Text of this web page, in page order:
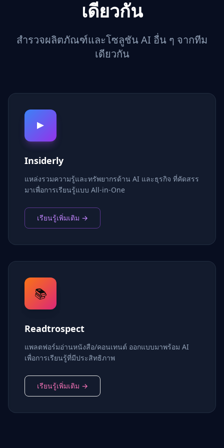
เดียวกัน
สำรวจผลิตภัณฑ์และโซลูชัน AI อื่น ๆ จากทีม
เดียวกัน
Insiderly
แหล่งรวมความรู้และทรัพยากรด้าน AI และธุรกิจ ที่คัดสรร
มาเพื่อการเรียนรู้แบบ All-in-One
เรียนรู้เพิ่มเติม →
📚
Readtrospect
แพลตฟอร์มอ่านหนังสือ/คอนเทนต์ ออกแบบมาพร้อม AI
เพื่อการเรียนรู้ที่มีประสิทธิภาพ
เรียนรู้เพิ่มเติม →